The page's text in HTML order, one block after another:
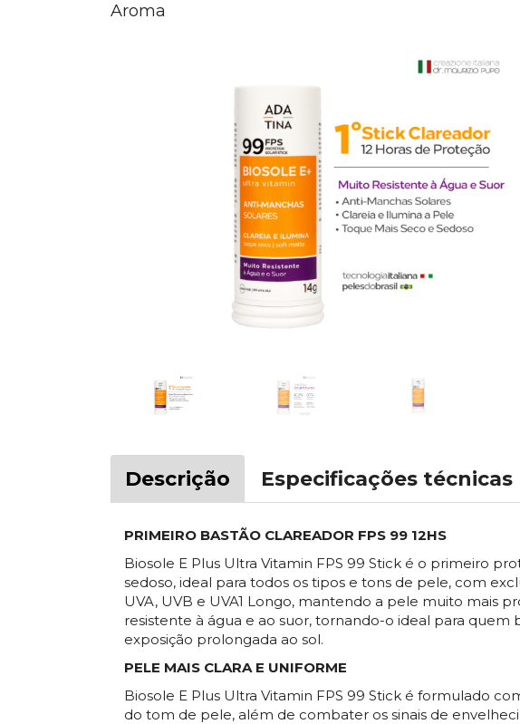
Aroma
Descrição Especificações técnicas
PRIMEIRO BASTÃO CLAREADOR FPS 99 12HS
Biosole E Plus Ultra Vitamin FPS 99 Stick é o primeiro
sedoso, ideal para todos os tipos e tons de pele, com
UVA, UVB e UVA1 Longo, mantendo a pele muito mais
resistente à água e ao suor, tornando-o ideal para
exposição prolongada ao sol.
PELE MAIS CLARA E UNIFORME
Biosole E Plus Ultra Vitamin FPS 99 Stick é formulado
do tom de pele, além de combater os sinais de